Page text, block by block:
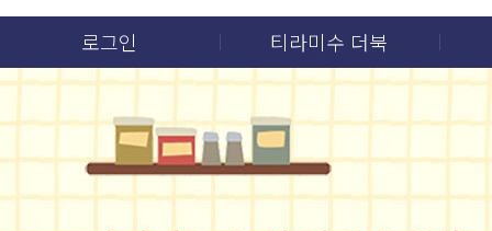
로그인 티라미수 더북